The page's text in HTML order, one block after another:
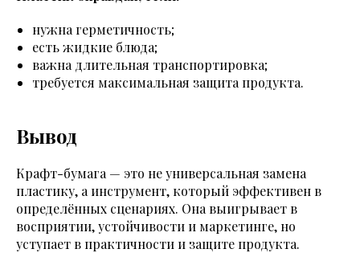
нужна герметичность;
есть жидкие блюда;
важна длительная транспортировка;
требуется максимальная защита продукта.
Вывод
Крафт-бумага — это не универсальная замена
пластику, а инструмент, который эффективен в
определённых сценариях. Она выигрывает в
восприятии, устойчивости и маркетинге, но
уступает в практичности и защите продукта.